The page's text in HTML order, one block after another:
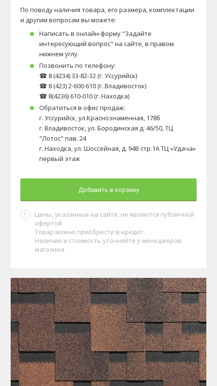
По поводу наличия товара, его размера, комплектации
и другим вопросам вы можете:
Написать в онлайн-форму "Задайте
интересующий вопрос" на сайте, в правом
нижнем углу.
Позвонить по телефону:
☎ 8 (4234) 33-82-32 (г. Уссурийск)
☎ 8 (423) 2-600-610 (г. Владивосток)
☎ 8(4236) 610-010 (г. Находка)
Обратиться в офис продаж:
г. Уссурийск, ул.Краснознаменная, 178б
г. Владивосток, ул. Бородинская д. 46/50, ТЦ
"Лотос" пав. 24
г. Находка, ул. Шоссейная, д. 94В стр.1А ТЦ «Удача»
первый этаж
Добавить в корзину
Цены, указанные на сайте, не являются публичной
офертой
Товар можно приобрести в кредит.
Наличие и стоимость уточняйте у менеджеров
магазина